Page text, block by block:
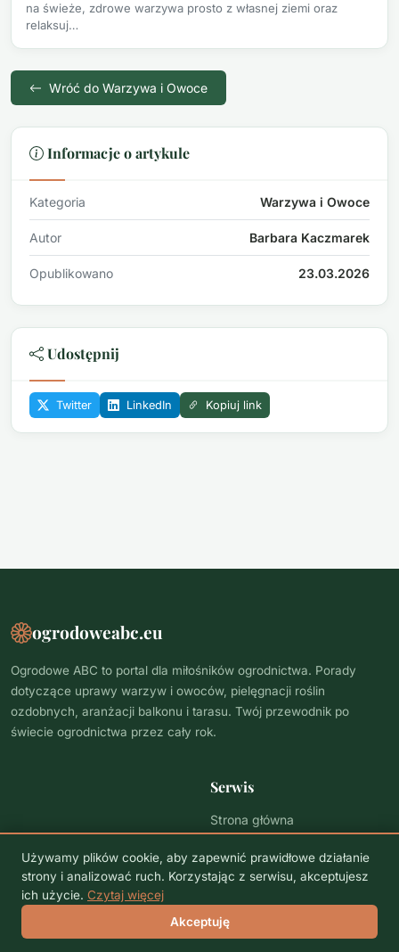
na świeże, zdrowe warzywa prosto z własnej ziemi oraz
relaksuj…
Wróć do Warzywa i Owoce
Informacje o artykule
Kategoria Warzywa i Owoce
Autor Barbara Kaczmarek
Opublikowano 23.03.2026
Udostępnij
Twitter LinkedIn Kopiuj link
ogrodoweabc.eu
Ogrodowe ABC to portal dla miłośników ogrodnictwa. Porady
dotyczące uprawy warzyw i owoców, pielęgnacji roślin
ozdobnych, aranżacji balkonu i tarasu. Twój przewodnik po
świecie ogrodnictwa przez cały rok.
Serwis
Strona główna
© 2026 ogrodoweabc.eu. Wszelkie prawa zastrzeżone.
Używamy plików cookie, aby zapewnić prawidłowe działanie
strony i analizować ruch. Korzystając z serwisu, akceptujesz
ich użycie. Czytaj więcej
Akceptuję